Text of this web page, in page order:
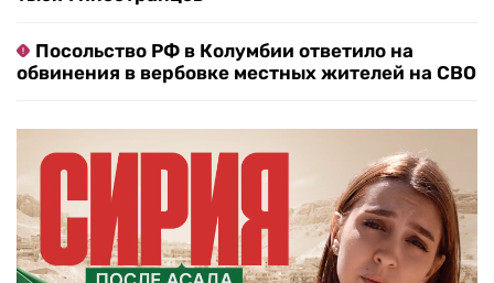
Посольство РФ в Колумбии ответило на
обвинения в вербовке местных жителей на СВО